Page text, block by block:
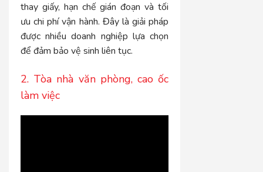
thay giấy, hạn chế gián đoạn và tối
ưu chi phí vận hành. Đây là giải pháp
được nhiều doanh nghiệp lựa chọn
để đảm bảo vệ sinh liên tục.
2. Tòa nhà văn phòng, cao ốc
làm việc